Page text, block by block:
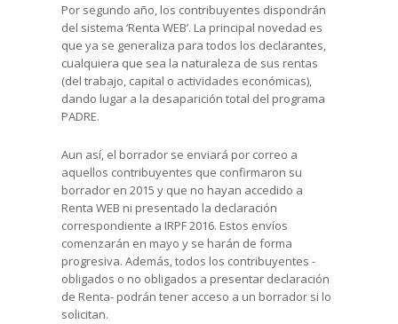
Por segundo año, los contribuyentes dispondrán
del sistema ‘Renta WEB’. La principal novedad es
que ya se generaliza para todos los declarantes,
cualquiera que sea la naturaleza de sus rentas
(del trabajo, capital o actividades económicas),
dando lugar a la desaparición total del programa
PADRE.
Aun así, el borrador se enviará por correo a
aquellos contribuyentes que confirmaron su
borrador en 2015 y que no hayan accedido a
Renta WEB ni presentado la declaración
correspondiente a IRPF 2016. Estos envíos
comenzarán en mayo y se harán de forma
progresiva. Además, todos los contribuyentes -
obligados o no obligados a presentar declaración
de Renta- podrán tener acceso a un borrador si lo
solicitan.